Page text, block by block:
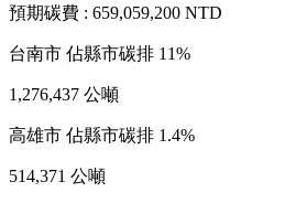
預期碳費 : 659,059,200 NTD
台南市 佔縣市碳排 11%
1,276,437 公噸
高雄市 佔縣市碳排 1.4%
514,371 公噸